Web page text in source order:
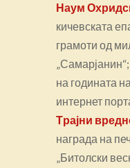
Наум
кичевската
грамоти од
на годината
интернет
Τрајни
награда на
„Битолски